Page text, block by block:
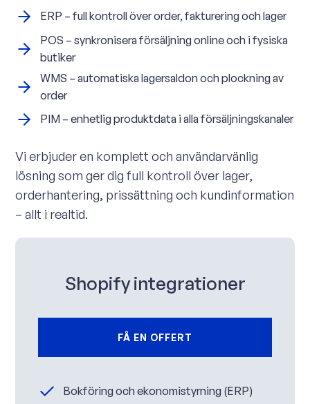
ERP – full kontroll över order, fakturering och lager
POS – synkronisera försäljning online och i fysiska
butiker
WMS – automatiska lagersaldon och plockning av
order
PIM – enhetlig produktdata i alla försäljningskanaler
Vi erbjuder en komplett och användarvänlig
lösning som ger dig full kontroll över lager,
orderhantering, prissättning och kundinformation
– allt i realtid.
Shopify integrationer
FÅ EN OFFERT
Bokföring och ekonomistyrning (ERP)